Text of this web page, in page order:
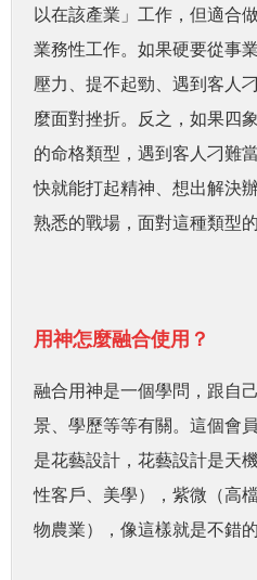
以在該產業」工作，但適合
業務性工作。如果硬要從事
壓力、提不起勁、遇到客人
麼面對挫折。反之，如果四
的命格類型，遇到客人刁難
快就能打起精神、想出解決
熟悉的戰場，面對這種類型
用神怎麼融合使用？
融合用神是一個學問，跟自
景、學歷等等有關。這個會
是花藝設計，花藝設計是天
性客戶、美學），紫微（高
物農業），像這樣就是不錯的